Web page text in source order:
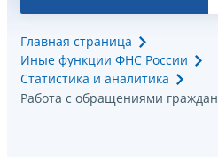
Главная страница
Иные функции ФНС России
Статистика и аналитика
Работа с обращениями граждан